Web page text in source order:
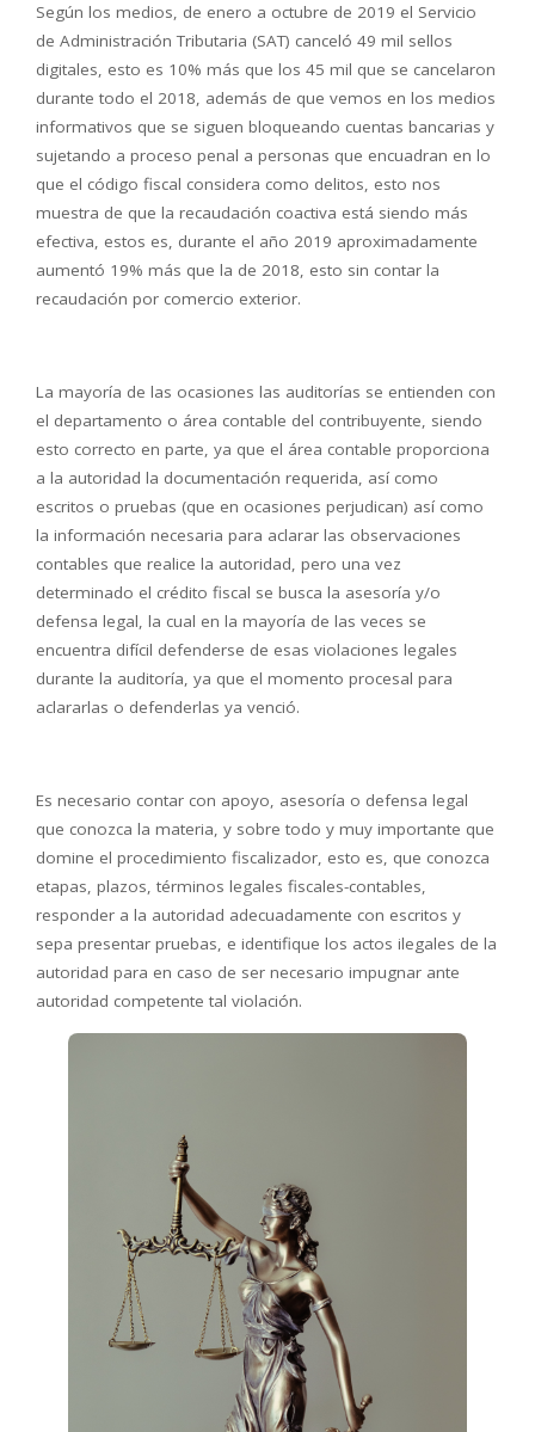
Según los medios, de enero a octubre de 2019 el Servicio
de Administración Tributaria (SAT) canceló 49 mil sellos
digitales, esto es 10% más que los 45 mil que se cancelaron
durante todo el 2018, además de que vemos en los medios
informativos que se siguen bloqueando cuentas bancarias y
sujetando a proceso penal a personas que encuadran en lo
que el código fiscal considera como delitos, esto nos
muestra de que la recaudación coactiva está siendo más
efectiva, estos es, durante el año 2019 aproximadamente
aumentó 19% más que la de 2018, esto sin contar la
recaudación por comercio exterior.
La mayoría de las ocasiones las auditorías se entienden con
el departamento o área contable del contribuyente, siendo
esto correcto en parte, ya que el área contable proporciona
a la autoridad la documentación requerida, así como
escritos o pruebas (que en ocasiones perjudican) así como
la información necesaria para aclarar las observaciones
contables que realice la autoridad, pero una vez
determinado el crédito fiscal se busca la asesoría y/o
defensa legal, la cual en la mayoría de las veces se
encuentra difícil defenderse de esas violaciones legales
durante la auditoría, ya que el momento procesal para
aclararlas o defenderlas ya venció.
Es necesario contar con apoyo, asesoría o defensa legal
que conozca la materia, y sobre todo y muy importante que
domine el procedimiento fiscalizador, esto es, que conozca
etapas, plazos, términos legales fiscales-contables,
responder a la autoridad adecuadamente con escritos y
sepa presentar pruebas, e identifique los actos ilegales de la
autoridad para en caso de ser necesario impugnar ante
autoridad competente tal violación.